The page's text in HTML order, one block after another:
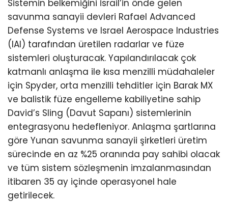
Sistemin belkemiğini İsrail’in önde gelen
savunma sanayii devleri Rafael Advanced
Defense Systems ve Israel Aerospace Industries
(IAI) tarafından üretilen radarlar ve füze
sistemleri oluşturacak. Yapılandırılacak çok
katmanlı anlaşma ile kısa menzilli müdahaleler
için Spyder, orta menzilli tehditler için Barak MX
ve balistik füze engelleme kabiliyetine sahip
David’s Sling (Davut Sapanı) sistemlerinin
entegrasyonu hedefleniyor. Anlaşma şartlarına
göre Yunan savunma sanayii şirketleri üretim
sürecinde en az %25 oranında pay sahibi olacak
ve tüm sistem sözleşmenin imzalanmasından
itibaren 35 ay içinde operasyonel hale
getirilecek.